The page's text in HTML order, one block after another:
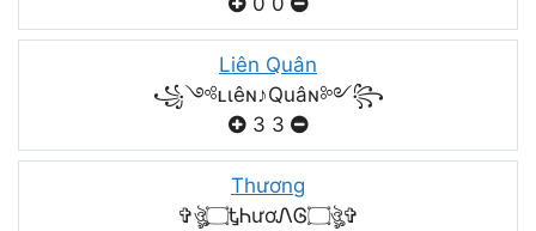
Liên Quân
꧁༺ʟιêɴ♪Quâɴ༻꧂
3 3
Thương
✞ঔৣ۝ᎿᏂươᏁᎶ۝ঔৣ✞